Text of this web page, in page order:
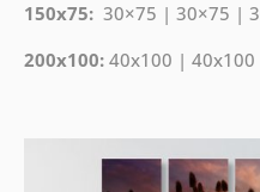
150x75: 30×75 | 30×75 |
200x100: 40x100 |